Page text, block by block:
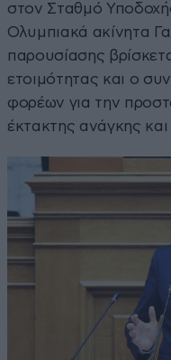
στον Σταθμό
Ολυμπιακά ακίνητα
παρουσίασης
ετοιμότητας και ο
φορέων για την
έκτακτης ανάγκης